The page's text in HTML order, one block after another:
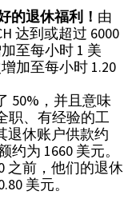
的退休福利！ 由
达到或超过 6000
至每小时 1 美
加至每小时 1.20
50%，并且意味
职、有经验的工
退休账户供款约
约为 1660 美元。
之前，他们的退休
美元。